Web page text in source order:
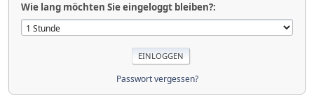
Wie lang möchten Sie eingeloggt bleiben?:
Passwort vergessen?